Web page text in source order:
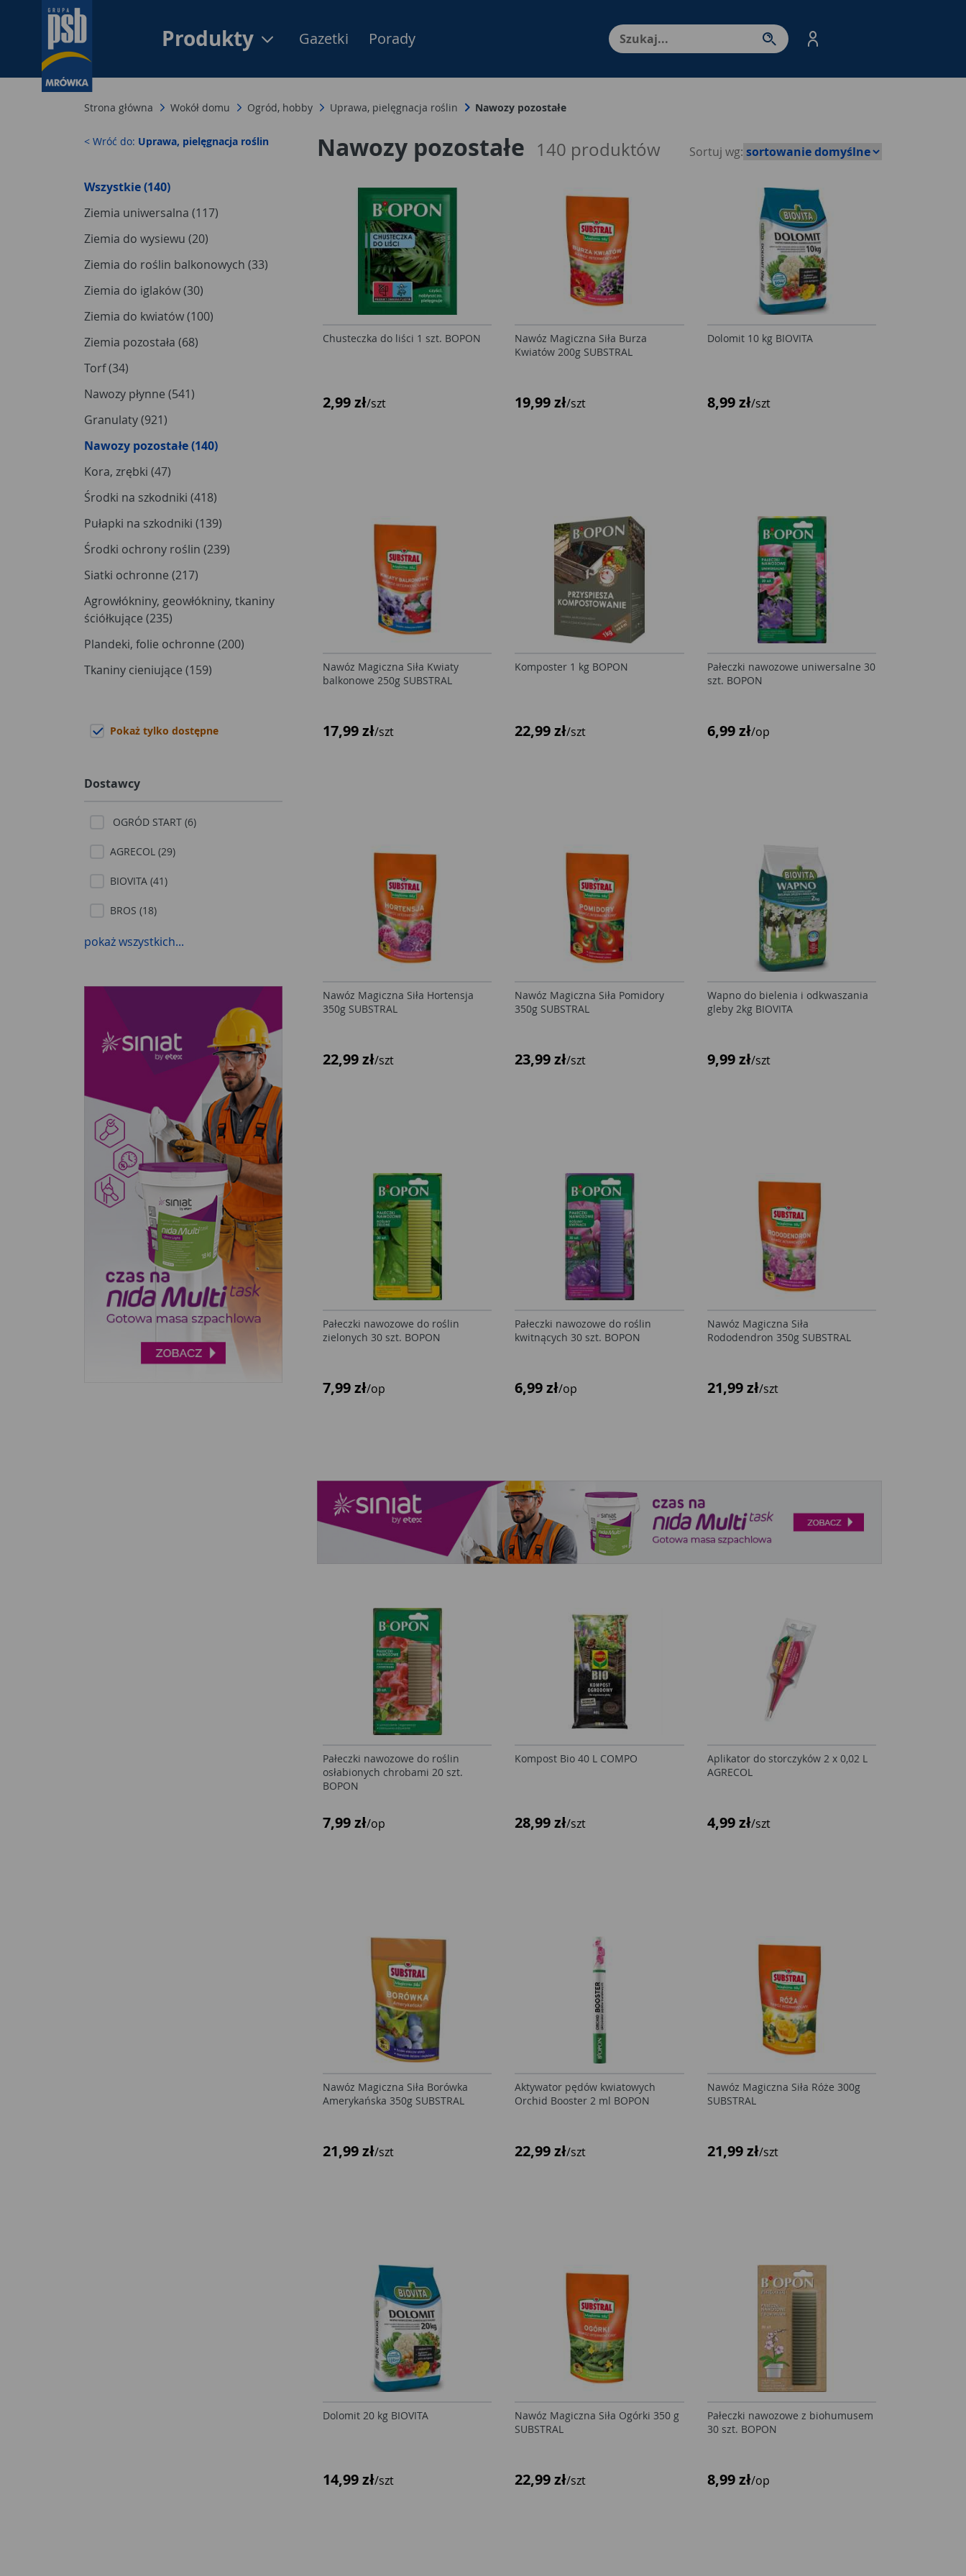
Produkty Menu Produktów, nawigacja: Enter - przejdź do strony produktów. Spacja – otwórz/
Gazetki Porady
Strona główna Wokół domu Ogród, hobby Uprawa, pielęgnacja roślin Nawozy pozostałe
< Wróć do: Uprawa, pielęgnacja roślin
Wszystkie (140)
Ziemia uniwersalna (117)
Ziemia do wysiewu (20)
Ziemia do roślin balkonowych (33)
Ziemia do iglaków (30)
Ziemia do kwiatów (100)
Ziemia pozostała (68)
Torf (34)
Nawozy płynne (541)
Granulaty (921)
Nawozy pozostałe (140)
Kora, zrębki (47)
Środki na szkodniki (418)
Pułapki na szkodniki (139)
Środki ochrony roślin (239)
Siatki ochronne (217)
Agrowłókniny, geowłókniny, tkaniny
ściółkujące (235)
Plandeki, folie ochronne (200)
Tkaniny cieniujące (159)
Pokaż tylko dostępne
Dostawcy
OGRÓD START (6)
AGRECOL (29)
BIOVITA (41)
BROS (18)
COMPO (2)
ROLIMPEX (2)
SOBEX (6)
W.LEGUTKO (3)
pokaż wszystkich...
Nawozy pozostałe 140 produktów Sortuj wg:
Chusteczka do liści 1 szt. BOPON
2,99 zł/szt
Nawóz Magiczna Siła Burza
Kwiatów 200g SUBSTRAL
19,99 zł/szt
Dolomit 10 kg BIOVITA
8,99 zł/szt
Nawóz Magiczna Siła Kwiaty
balkonowe 250g SUBSTRAL
17,99 zł/szt
Komposter 1 kg BOPON
22,99 zł/szt
Pałeczki nawozowe uniwersalne 30
szt. BOPON
6,99 zł/op
Nawóz Magiczna Siła Hortensja
350g SUBSTRAL
22,99 zł/szt
Nawóz Magiczna Siła Pomidory
350g SUBSTRAL
23,99 zł/szt
Wapno do bielenia i odkwaszania
gleby 2kg BIOVITA
9,99 zł/szt
Pałeczki nawozowe do roślin
zielonych 30 szt. BOPON
7,99 zł/op
Pałeczki nawozowe do roślin
kwitnących 30 szt. BOPON
6,99 zł/op
Nawóz Magiczna Siła
Rododendron 350g SUBSTRAL
21,99 zł/szt
Pałeczki nawozowe do roślin
osłabionych chrobami 20 szt.
BOPON
7,99 zł/op
Kompost Bio 40 L COMPO
28,99 zł/szt
Aplikator do storczyków 2 x 0,02 L
AGRECOL
4,99 zł/szt
Nawóz Magiczna Siła Borówka
Amerykańska 350g SUBSTRAL
21,99 zł/szt
Aktywator pędów kwiatowych
Orchid Booster 2 ml BOPON
22,99 zł/szt
Nawóz Magiczna Siła Róże 300g
SUBSTRAL
21,99 zł/szt
Dolomit 20 kg BIOVITA
14,99 zł/szt
Nawóz Magiczna Siła Ogórki 350 g
SUBSTRAL
22,99 zł/szt
Pałeczki nawozowe z biohumusem
30 szt. BOPON
8,99 zł/op